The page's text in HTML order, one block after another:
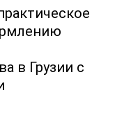
в Грузии с